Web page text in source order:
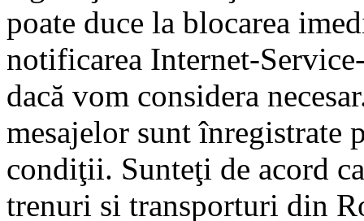
poate duce la blocarea
notificarea Internet-
dacă vom considera
mesajelor sunt înregistrate
condiţii. Sunteţi de acord
trenuri si transporturi din